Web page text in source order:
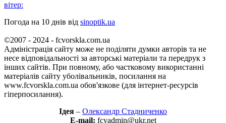
вітер:
Погода на 10 днів від sinoptik.ua
©2007 - 2024 - fcvorskla.com.ua
Адміністрація сайту може не поділяти думки авторів та не
несе відповідальності за авторські матеріали та передрук з
інших сайтів. При повному, або частковому використанні
матеріалів сайту уболівальників, посилання на
www.fcvorskla.com.ua обов'язкове (для інтернет-ресурсів
гіперпосилання).
Ідея – Олександр Стадниченко
E-mail: fcvadmin@ukr.net